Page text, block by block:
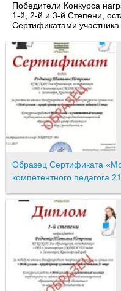
Победители Конкурса
1-й, 2-й и 3-й Степени,
Сертификатами участника.
Образец Сертификата «Мой
компетентного педагога